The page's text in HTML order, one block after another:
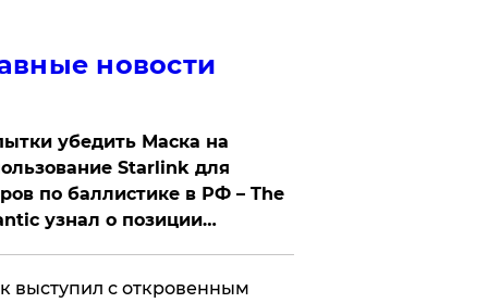
новости
убедить Маска на
Starlink для
по баллистике в РФ – The
узнал о позиции
выступил с откровенным